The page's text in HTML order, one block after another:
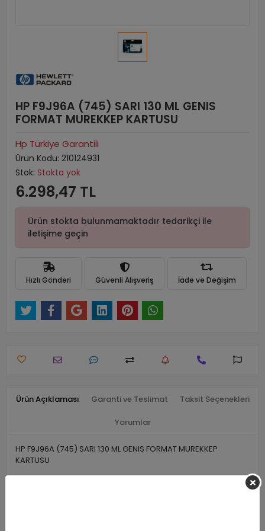
HP F9J96A (745) SARI 130 ML GENIS
FORMAT MUREKKEP KARTUSU
Hp Türkiye Garantili
Ürün Kodu: 210124931
Stok: Stokta yok
6.298,47 TL
Ürün stokta bulunmamaktadır tedarikçi ile
iletişime geçin
Hızlı Gönderi Güvenli Alışveriş İade ve Değişim
Ürün Açıklaması Garanti ve Teslimat Taksit Seçenekleri
Yorumlar
HP F9J96A (745) SARI 130 ML GENIS FORMAT MUREKKEP
KARTUSU